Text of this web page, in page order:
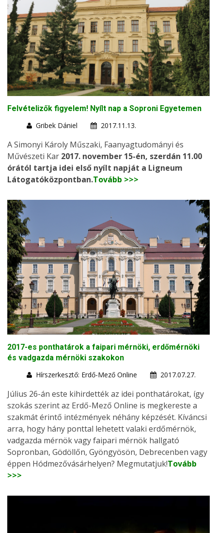
Felvételizők figyelem! Nyílt nap a Soproni Egyetemen
Gribek Dániel
2017.11.13.
A Simonyi Károly Műszaki, Faanyagtudományi és
Művészeti Kar 2017. november 15-én, szerdán 11.00
órától tartja idei első nyílt napját a Ligneum
Látogatóközpontban.Tovább >>>
2017-es ponthatárok a faipari mérnöki, erdőmérnöki
és vadgazda mérnöki szakokon
Hírszerkesztő: Erdő-Mező Online
2017.07.27.
Július 26-án este kihirdették az idei ponthatárokat, így
szokás szerint az Erdő-Mező Online is megkereste a
szakmát érintő intézmények néhány képzését. Kíváncsi
arra, hogy hány ponttal lehetett valaki erdőmérnök,
vadgazda mérnök vagy faipari mérnök hallgató
Sopronban, Gödöllőn, Gyöngyösön, Debrecenben vagy
éppen Hódmezővásárhelyen? Megmutatjuk!Tovább
>>>